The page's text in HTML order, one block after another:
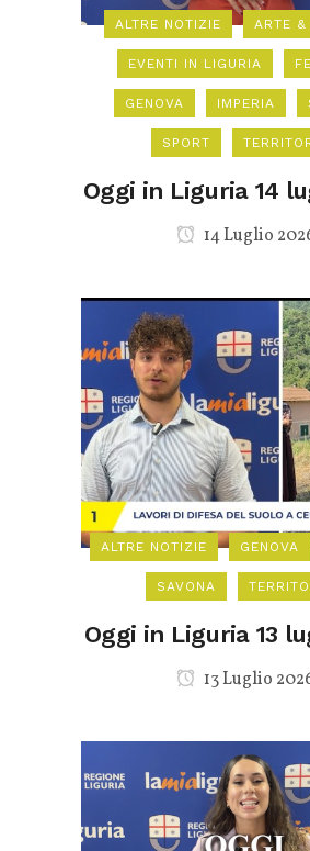
ALTRE NOTIZIE ARTE &
EVENTI IN LIGURIA
GENOVA IMPERIA
SPORT
Oggi in Liguria 14
14 Luglio
ALTRE NOTIZIE GENOVA
SAVONA
Oggi in Liguria 13
13 Luglio